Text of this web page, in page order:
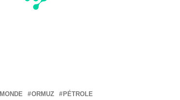
MONDE ORMUZ PÉTROLE